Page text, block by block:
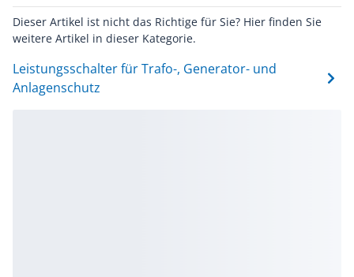
Dieser Artikel ist nicht das Richtige für Sie? Hier finden Sie
weitere Artikel in dieser Kategorie.
Leistungsschalter für Trafo-, Generator- und
Anlagenschutz